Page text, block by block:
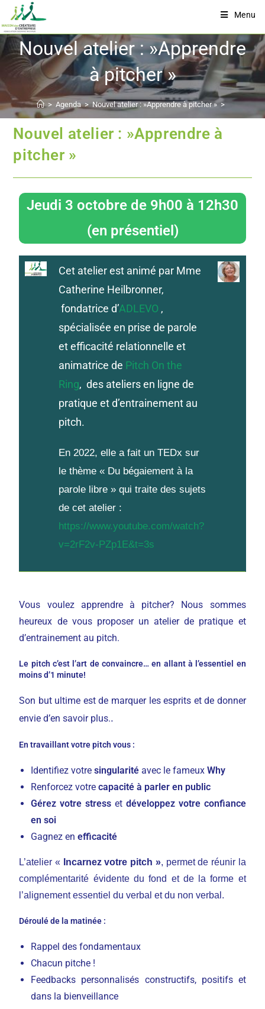
Menu
Nouvel atelier : »Apprendre
à pitcher »
> Agenda > Nouvel atelier : »Apprendre à pitcher » >
Nouvel atelier : »Apprendre à
pitcher »
Jeudi 3 octobre de 9h00 à 12h30
(en présentiel)
Cet atelier est animé par Mme
Catherine Heilbronner,
fondatrice d’ADLEVO ,
spécialisée en prise de parole
et efficacité relationnelle et
animatrice de Pitch On the
Ring, des ateliers en ligne de
pratique et d’entrainement au
pitch.
En 2022, elle a fait un TEDx sur
le thème « Du bégaiement à la
parole libre » qui traite des sujets
de cet atelier :
https://www.youtube.com/watch?
v=2rF2v-PZp1E&t=3s
Vous voulez apprendre à pitcher? Nous sommes
heureux de vous proposer un atelier de pratique et
d’entrainement au pitch.
Le pitch c’est l’art de convaincre… en allant à l’essentiel en
moins d’1 minute!
Son but ultime est de marquer les esprits et de donner
envie d’en savoir plus..
En travaillant votre pitch vous :
Identifiez votresingularité avec le fameuxWhy
Renforcez votrecapacité à parler en public
Gérez votre stress et développez votre confiance
en soi
Gagnez enefficacité
L’atelier « Incarnez votre pitch », permet de réunir la
complémentarité évidente du fond et de la forme et
l’alignement essentiel du verbal et du non verbal.
Déroulé de la matinée :
Rappel des fondamentaux
Chacun pitche !
Feedbacks personnalisés constructifs, positifs et
dans la bienveillance